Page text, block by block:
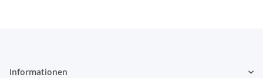
Informationen